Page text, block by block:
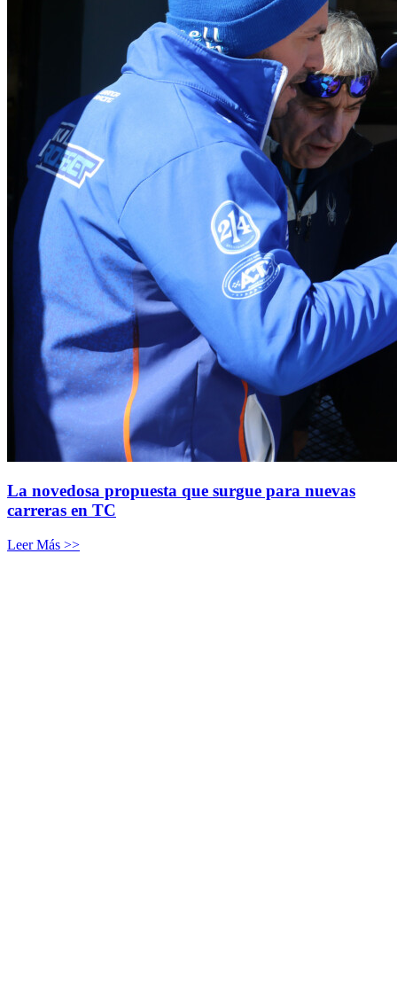
La novedosa propuesta que surgue para nuevas
carreras en TC
Leer Más >>